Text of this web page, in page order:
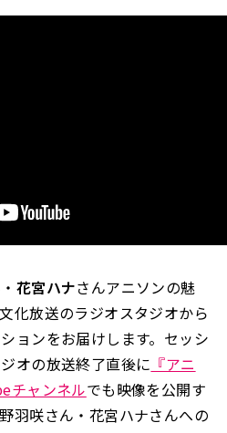
花宮ハナさんアニソンの魅
化放送のラジオスタジオから
ョンをお届けします。セッシ
オの放送終了直後に 『アニ
チャンネルでも映像を公開す
羽咲さん・花宮ハナさんへの